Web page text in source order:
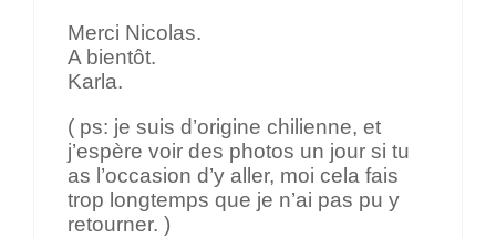
Merci Nicolas.
A bientôt.
Karla.
( ps: je suis d’origine chilienne, et
j’espère voir des photos un jour si tu
as l’occasion d’y aller, moi cela fais
trop longtemps que je n’ai pas pu y
retourner. )